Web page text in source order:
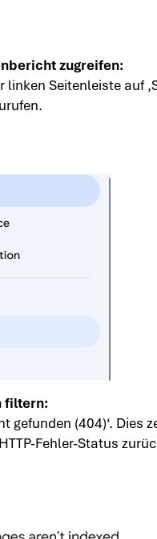
zugreifen:
linken Seitenleiste auf
filtern:
gefunden (404)‘. Dies
Fehler-Status